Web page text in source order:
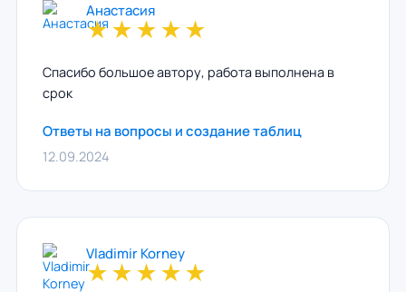
Анастасия
★★★★★
Спасибо большое автору, работа выполнена в
срок
Ответы на вопросы и создание таблиц
12.09.2024
Vladimir Korney
★★★★★